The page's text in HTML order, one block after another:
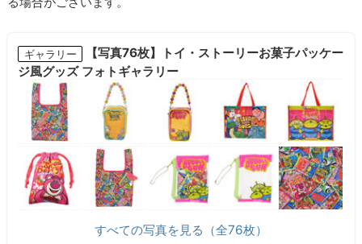
ギャラリー
【写真76枚】トイ・ストーリーお菓子パッケー
ジ風グッズ フォトギャラリー
すべての写真を見る（全76枚）